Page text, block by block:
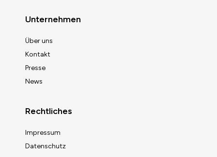
Unternehmen
Über uns
Kontakt
Presse
News
Rechtliches
Impressum
Datenschutz